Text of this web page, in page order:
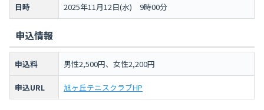
日時 2025年11月12日(水) 9時00分
申込情報
申込料 男性2,500円、女性2,200円
申込URL 旭ヶ丘テニスクラブHP